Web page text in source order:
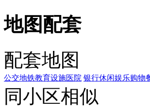
地图配套
配套地图
公交地铁教育设施医院 银行休闲娱乐购物
同小区相似